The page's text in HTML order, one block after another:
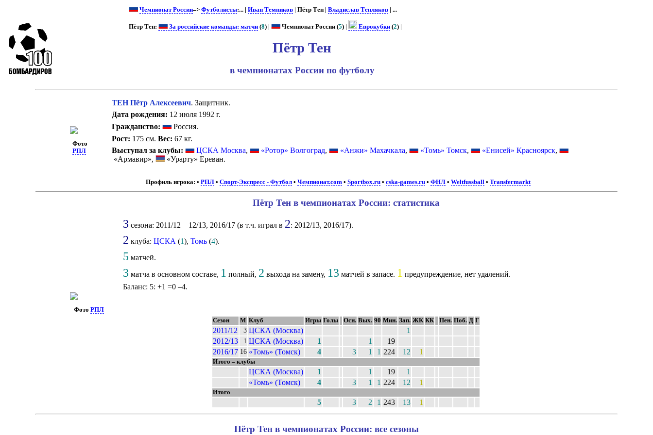
Чемпионат России–>Футболисты:... |Иван Темников | Пётр Тен |Владислав Тепляков | ...
Пётр Тен: За российские команды: матчи (8) | Чемпионат России (5) | Еврокубки (2) |
Пётр Тен
в чемпионатах России по футболу
Фото
РПЛ
ТЕН Пётр Алексеевич. Защитник.
Дата рождения: 12 июля 1992 г.
Гражданство:
Россия.
Рост: 175 см. Вес: 67 кг.
Выступал за клубы:
ЦСКА Москва, «Ротор» Волгоград, «Анжи» Махачкала, «Томь» Томск, «Енисей» Красноярск,
«Армавир»,
«Урарту» Ереван.
Профиль игрока: • РПЛ • Спорт-Экспресс - Футбол • Чемпионат.com • Sportbox.ru • cska-games.ru • ФНЛ • Weltfussball • Transfermarkt
Фото РПЛ
Пётр Тен в чемпионатах России: статистика
3 сезона: 2011/12 – 12/13, 2016/17 (в т.ч. играл в 2: 2012/13, 2016/17).
2 клуба:ЦСКА (1),Томь (4).
5 матчей.
3 матча в основном составе, 1 полный, 2 выхода на замену, 13 матчей в запасе. 1 предупреждение, нет удалений.
Баланс: 5: +1 =0 –4.
Сезон М Клуб Игры Голы Осн. Вых. 90 Мин. Зап. ЖК КК Пен. Поб. Д Г
2011/12 3 ЦСКА (Москва)
1
2012/13
1 ЦСКА (Москва) 1 1
19
2016/17 16 «Томь» (Томск) 4 3 1 1 224 12 1
Итого – клубы
ЦСКА (Москва) 1 1 19
1
«Томь» (Томск)
4 3 1 1 224 12 1
Итого
5 3 2 1 243 13 1
Пётр Тен в чемпионатах России: все сезоны